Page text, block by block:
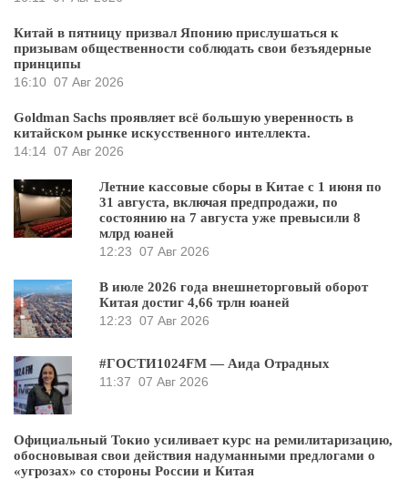
Китай в пятницу призвал Японию прислушаться к
призывам общественности соблюдать свои безъядерные
принципы
16:10 07 Авг 2026
Goldman Sachs проявляет всё большую уверенность в
китайском рынке искусственного интеллекта.
14:14 07 Авг 2026
Летние кассовые сборы в Китае с 1 июня по
31 августа, включая предпродажи, по
состоянию на 7 августа уже превысили 8
млрд юаней
12:23 07 Авг 2026
В июле 2026 года внешнеторговый оборот
Китая достиг 4,66 трлн юаней
12:23 07 Авг 2026
#ГОСТИ1024FM — Аида Отрадных
11:37 07 Авг 2026
Официальный Токио усиливает курс на ремилитаризацию,
обосновывая свои действия надуманными предлогами о
«угрозах» со стороны России и Китая